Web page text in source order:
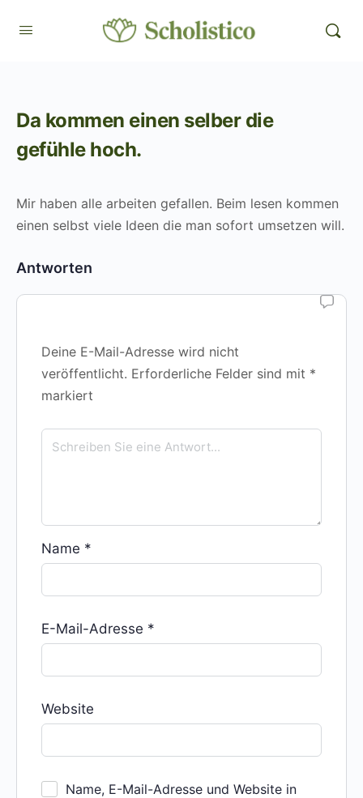
Da kommen einen selber die
gefühle hoch.
Mir haben alle arbeiten gefallen. Beim lesen kommen
einen selbst viele Ideen die man sofort umsetzen will.
Antworten
Deine E-Mail-Adresse wird nicht
veröffentlicht. Erforderliche Felder sind mit *
markiert
Name *
E-Mail-Adresse *
Website
Name, E-Mail-Adresse und Website in